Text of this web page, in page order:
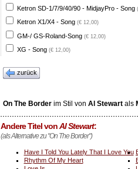
Ketron SD-1/7/9/40/90 - MidjayPro - Song
Ketron X1/X4 - Song (€ 12,00)
GM-/ GS-Roland-Song (€ 12,00)
XG - Song (€ 12,00)
zurück
On The Borderim Stil von Al Stewartals
Andere Titel vonAl Stewart:
(als Alternative zu "On The Border")
Have I Told You Lately That I Love You
Rhythm Of My Heart